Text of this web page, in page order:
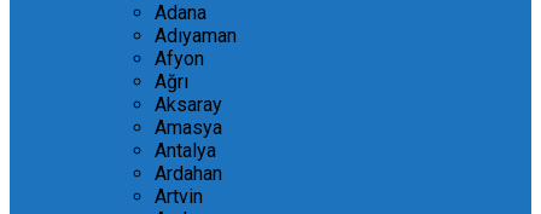
Adana
Adıyaman
Afyon
Ağrı
Aksaray
Amasya
Antalya
Ardahan
Artvin